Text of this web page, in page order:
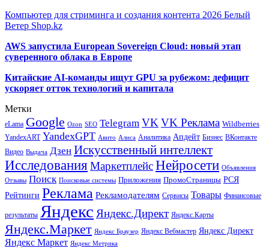
Компьютер для стриминга и создания контента 2026 Белый
Ветер Shop.kz
AWS запустила European Sovereign Cloud: новый этап
суверенного облака в Европе
Китайские AI-команды ищут GPU за рубежом: дефицит
ускоряет отток технологий и капитала
Метки
eLama Google Ozon SEO Telegram VK VK Реклама Wildberries
YandexART YandexGPT Авито Алиса Аналитика Апдейт Бизнес ВКонтакте
Видео Выдача Дзен Искусственный интеллект
Исследования МаркетплейсНейросети Объявления
Отзывы Поиск Поисковые системы Приложения ПромоСтраницы РСЯ
Рейтинги Реклама Рекламодателям Сервисы Товары Финансовые
результаты Яндекс Яндекс.Директ Яндекс.Карты
Яндекс.Маркет Яндекс Браузер Яндекс Вебмастер Яндекс Директ
Яндекс Маркет Яндекс Метрика